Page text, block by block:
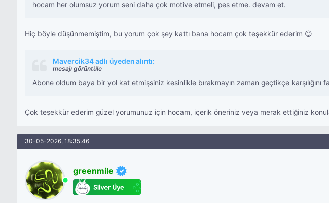
hocam her olumsuz yorum seni daha çok motive etmeli, pes etme. devam et.
Hiç böyle düşünmemiştim, bu yorum çok şey kattı bana hocam çok teşekkür ederim 😊
Mavercik34 adlı üyeden alıntı:
mesajı görüntüle
Abone oldum baya bir yol kat etmişsiniz kesinlikle bırakmayın zaman geçtikçe karşılığını
Çok teşekkür ederim güzel yorumunuz için hocam, içerik öneriniz veya merak ettiğiniz
30-05-2026, 18:35:46
greenmile